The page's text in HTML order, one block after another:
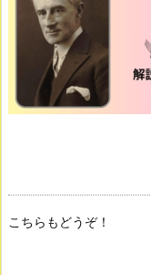
こちらもどうぞ！